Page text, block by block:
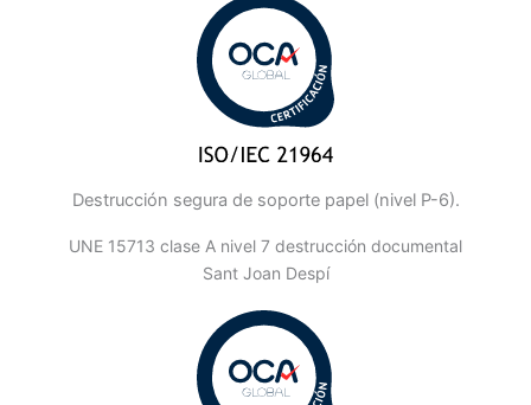
Destrucción segura de soporte papel (nivel P-6).
UNE 15713 clase A nivel 7 destrucción documental
Sant Joan Despí